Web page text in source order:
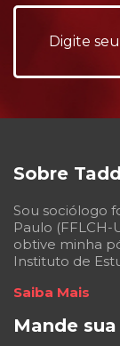
Sobre
Sou sociólogo
Paulo
obtive minha
Instituto de
Saiba Mais
Mande